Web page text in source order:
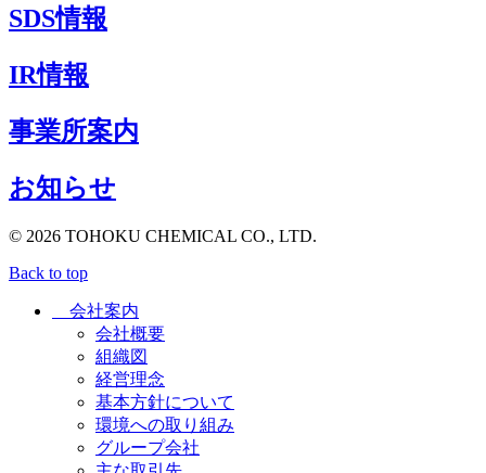
SDS情報
IR情報
事業所案内
お知らせ
© 2026 TOHOKU CHEMICAL CO., LTD.
Back to top
会社案内
会社概要
組織図
経営理念
基本方針について
環境への取り組み
グループ会社